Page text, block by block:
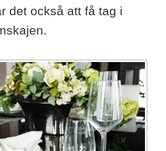
det också att få tag i